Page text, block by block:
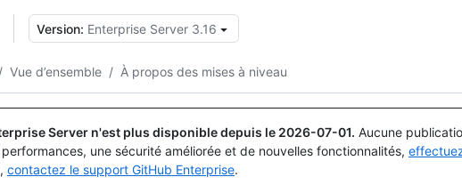
Version: Enterprise Server 3.16
/ Vue d’ensemble / À propos des mises à niveau
Server n'est plus disponible depuis le 2026-07-01. Aucune
une sécurité améliorée et de nouvelles fonctionnalités,
contactez le support GitHub Enterprise.